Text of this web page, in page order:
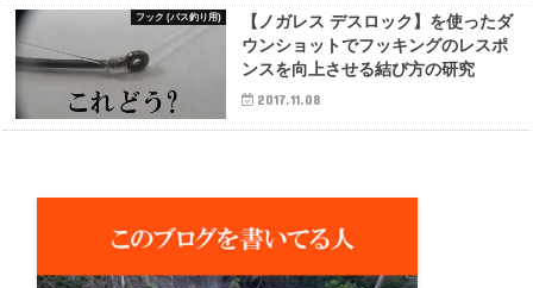
フック (バス釣り用)
【ノガレス デスロック】を使ったダ
ウンショットでフッキングのレスポ
ンスを向上させる結び方の研究
2017.11.08